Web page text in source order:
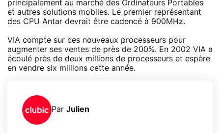
principalement au marché des Ordinateurs Portables
et autres solutions mobiles. Le premier représentant
des CPU Antar devrait être cadencé à 900MHz.
VIA compte sur ces nouveaux processeurs pour
augmenter ses ventes de près de 200%. En 2002 VIA a
écoulé près de deux millions de processeurs et espère
en vendre six millions cette année.
Par Julien